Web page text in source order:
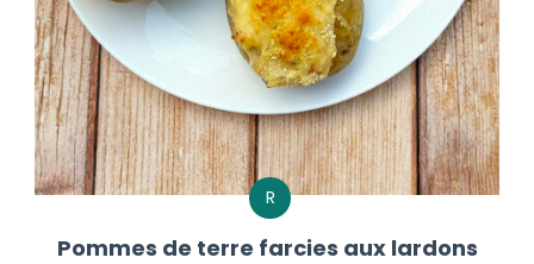
R
Pommes de terre farcies aux lardons